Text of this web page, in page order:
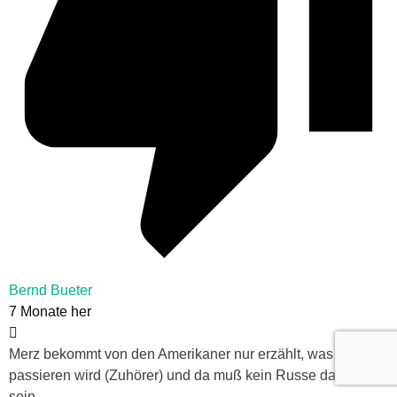
Bernd Bueter
7 Monate her
Merz bekommt von den Amerikaner nur erzählt, was
passieren wird (Zuhörer) und da muß kein Russe dabei